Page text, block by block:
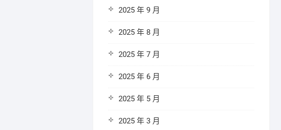
2025 年 9 月
2025 年 8 月
2025 年 7 月
2025 年 6 月
2025 年 5 月
2025 年 3 月